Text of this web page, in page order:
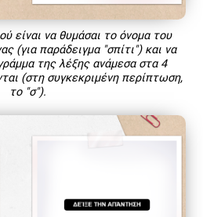
είναι να θυμάσαι το όνομα του
(για παράδειγμα "σπίτι") και να
της λέξης ανάμεσα στα 4
(στη συγκεκριμένη περίπτωση,
το "σ").